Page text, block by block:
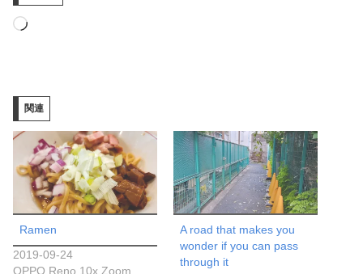
読
み
中…
関連
Ramen
2019-09-24
OPPO Reno 10x Zoom
A road that makes you
wonder if you can pass
through it